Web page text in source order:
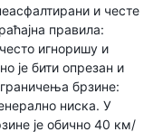
и честе
правила:
игноришу и
је бити опрезан и
брзине:
ниска. У
је обично 40 км/